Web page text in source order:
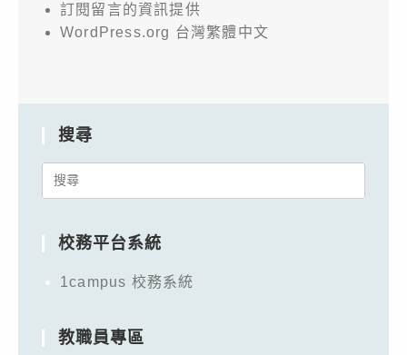
訂閱留言的資訊提供
WordPress.org 台灣繁體中文
搜尋
Search
校務平台系統
1campus 校務系統
教職員專區